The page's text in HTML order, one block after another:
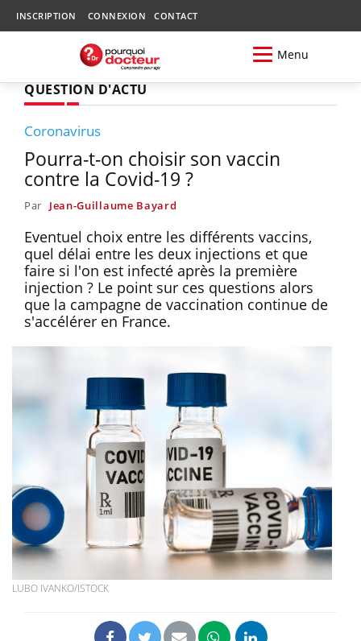
INSCRIPTION CONNEXION CONTACT
Menu
QUESTION D'ACTU
Coronavirus
Pourra-t-on choisir son vaccin
contre la Covid-19 ?
Par Jean-Guillaume Bayard
Eventuel choix entre les différents vaccins,
quel délai entre les deux injections et que
faire si l'on est infecté après la première
injection ? Le point sur ces questions alors
que la campagne de vaccination continue de
s'accélérer en France.
LUBO IVANKO/ISTOCK